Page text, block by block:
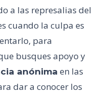
a las represalias del
cuando la culpa es
para
busques apoyo y
anónima en las
dar a conocer los